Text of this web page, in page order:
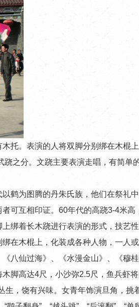
托。表演的人将双脚分别绑在木棍
之分。文跷主要表演走唱，有简单
鹤为图腾的丹朱氏族，他们在祭礼
可互相印证。60年代的高跷3-4米高
绑着长木跷进行表演的形式，技艺
在木棍上，化装成各种人物，一人
八仙过海》、《水漫金山》、《穆
脚高达4尺，小沙弥2.5尺，鱼兵虾将
，饶有兴味。女青年饰演旦角，挑